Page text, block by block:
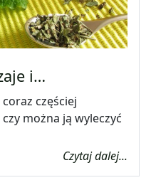
i…
częściej
można ją wyleczyć
Czytaj dalej...